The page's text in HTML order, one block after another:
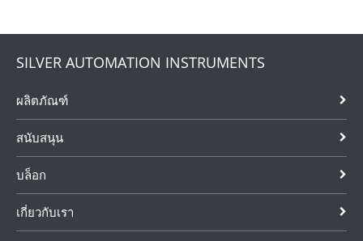
ใช้ในระบบจ่าย
อุตสาหกรรมและ
มาก ฟังก์ชั่นนี้
สามารถช่วย
ประหยัดค่าใช้
จ่ายที่ไม่จำเป็น
ต้องมีก...
ก๊าซ ของเหลว
อัตราการไหลต่ำ
ของเหลวทุกชนิด
ผสมและไอ
การไหล ป้อนค่า
SILVER AUTOMATION INSTRUMENTS
ผลิตภัณฑ์
สนับสนุน
บล็อก
เกี่ยวกับเรา